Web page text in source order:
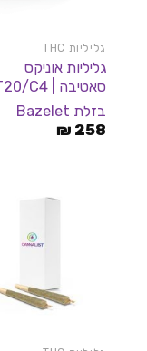
גליליות THC
גליליות אוניקס
סאטיבה | T20/C4
בזלת Bazelet
258
₪